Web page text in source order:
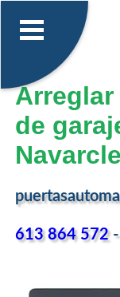
Arreglar
de
613 864 572-